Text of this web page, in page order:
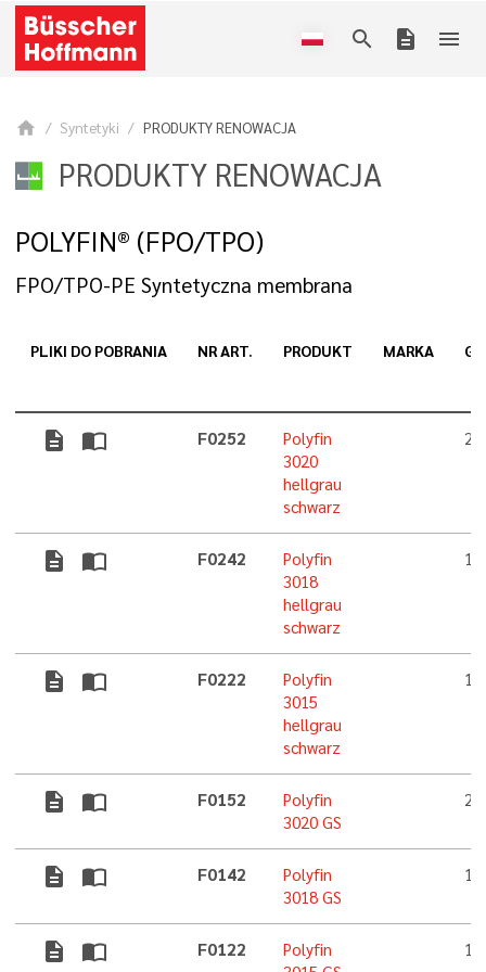
search description menu
home Syntetyki PRODUKTY RENOWACJA
PRODUKTY RENOWACJA
POLYFIN® (FPO/TPO)
FPO/TPO-PE Syntetyczna membrana
PLIKI DO POBRANIA NR ART. PRODUKT MARKA
description import_contacts F0252
Polyfin
3020
hellgrau
schwarz
description import_contacts F0242
Polyfin
3018
hellgrau
schwarz
description import_contacts F0222
Polyfin
3015
hellgrau
schwarz
description import_contacts F0152
Polyfin
3020 GS
description import_contacts F0142
Polyfin
3018 GS
description import_contacts F0122
Polyfin